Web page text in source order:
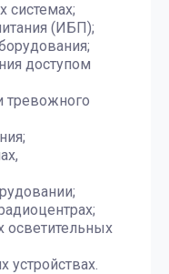
системах;
(ИБП);
доступом
тревожного
осветительных
устройствах.